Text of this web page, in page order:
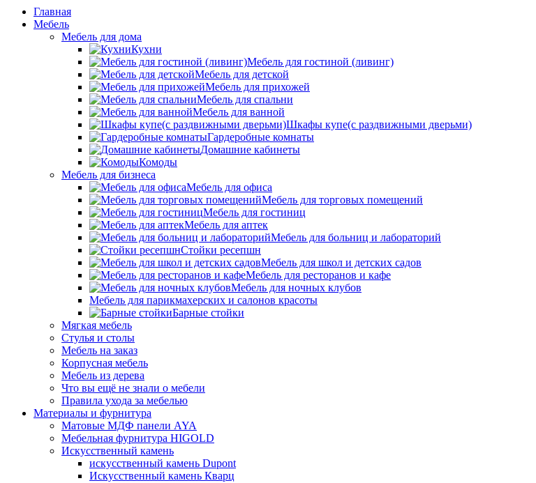
Главная
Мебель
Мебель для дома
Кухни
Мебель для гостиной (ливинг)
Мебель для детской
Мебель для прихожей
Мебель для спальни
Мебель для ванной
Шкафы купе(с раздвижными дверьми)
Гардеробные комнаты
Домашние кабинеты
Комоды
Мебель для бизнеса
Мебель для офиса
Мебель для торговых помещений
Мебель для гостиниц
Мебель для аптек
Мебель для больниц и лабораторий
Стойки ресепшн
Мебель для школ и детских садов
Мебель для ресторанов и кафе
Мебель для ночных клубов
Мебель для парикмахерских и салонов красоты
Барные стойки
Мягкая мебель
Стулья и столы
Мебель на заказ
Корпусная мебель
Мебель из дерева
Что вы ещё не знали о мебели
Правила ухода за мебелью
Материалы и фурнитура
Матовые МДФ панели AYA
Мебельная фурнитура HIGOLD
Искусственный камень
искусственный камень Dupont
Искусственный камень Кварц